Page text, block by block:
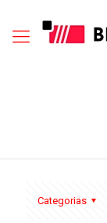
Categorias